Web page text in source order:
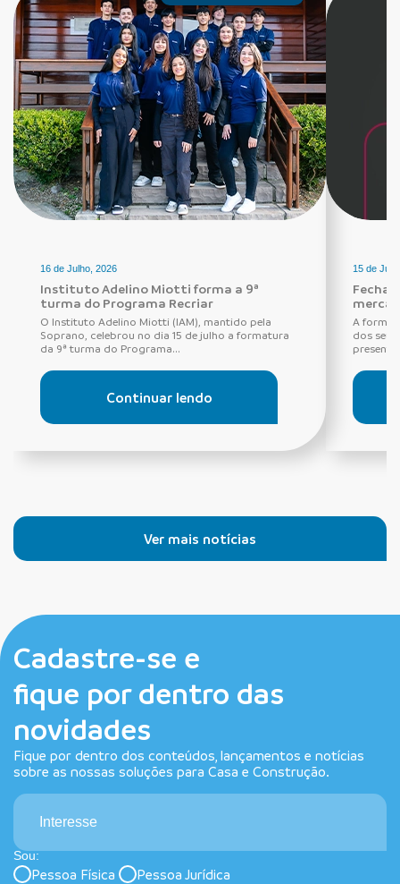
16 de Julho, 2026
Instituto Adelino Miotti forma a 9ª
turma do Programa Recriar
O Instituto Adelino Miotti (IAM), mantido pela
Soprano, celebrou no dia 15 de julho a formatura
da 9ª turma do Programa...
Continuar lendo
15 de
A forma
dos
Ver mais notícias
Cadastre-se e
fique por dentro das
novidades
Fique por dentro dos conteúdos, lançamentos e notícias
sobre as nossas soluções para Casa e Construção.
Interesse
Sou:
Pessoa Física Pessoa Jurídica